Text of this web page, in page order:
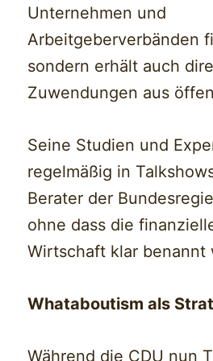
Unternehmen und
Arbeitgeberverbänden
sondern erhält auch
Zuwendungen aus
Seine Studien und
regelmäßig in
Berater der
ohne dass die
Wirtschaft klar benannt
Whataboutism als
Während die CDU nun